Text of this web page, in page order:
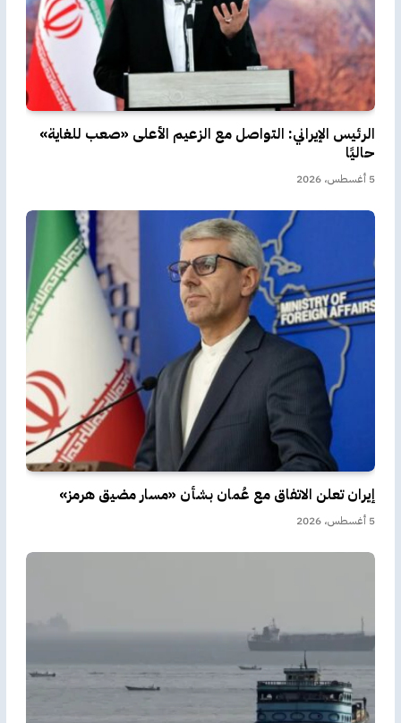
الرئيس الإيراني: التواصل مع الزعيم الأعلى «صعب للغاية»
حاليًا
5 أغسطس، 2026
إيران تعلن الاتفاق مع عُمان بشأن «مسار مضيق هرمز»
5 أغسطس، 2026